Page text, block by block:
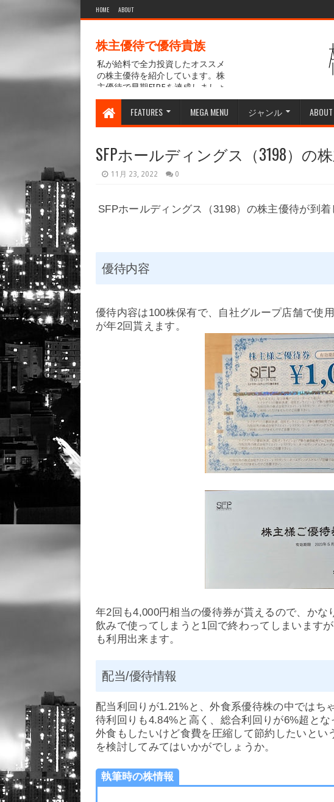
HOME ABOUT
株主優待で優待貴族
私が給料で全力投資したオススメ
の株主優待を紹介しています。株
主優待で早期FIREを達成しましょ
う。
FEATURES MEGA MENU ジャンル ABOUT
SFPホールディングス（3198）の
11月 23, 2022 0
SFPホールディングス（3198）の株主優待が到着
優待内容
優待内容は100株保有で、自社グループ店舗で使
が年2回貰えます。
年2回も4,000円相当の優待券が貰えるので、かな
飲みで使ってしまうと1回で終わってしまいます
も利用出来ます。
配当/優待情報
配当利回りが1.21%と、外食系優待株の中ではち
待利回りも4.84%と高く、総合利回りが6%超とな
外食もしたいけど食費を圧縮して節約したいと
を検討してみてはいかがでしょうか。
執筆時の株情報